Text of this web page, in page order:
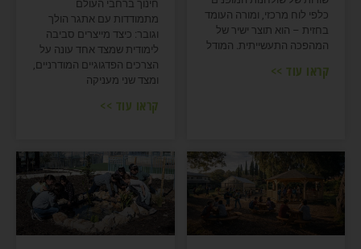
כלפי לוח מרכזי, ומורה העומד
בחזית – הוא תוצר ישיר של
המהפכה התעשייתית. המודל
קראו עוד >>
חינוך ברחבי העולם
מתמודדות עם אתגר הולך
וגובר: כיצד מייצרים סביבה
לימודית שמצד אחד עונה על
הצרכים הפדגוגיים המודרניים,
ומצד שני מעניקה
קראו עוד >>